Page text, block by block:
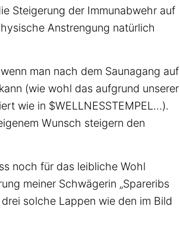
Steigerung der Immunabwehr auf
Anstrengung natürlich
man nach dem Saunagang auf
(wie wohl das aufgrund unserer
wie in $WELLNESSTEMPEL…).
Wunsch steigern den
noch für das leibliche Wohl
meiner Schwägerin „Spareribs
solche Lappen wie den im Bild